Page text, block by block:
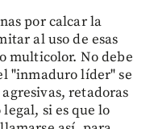
por calcar la
al uso de esas
multicolor. No debe
"inmaduro líder" se
retadoras
si es que lo